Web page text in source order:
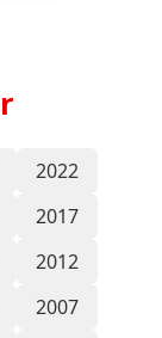
2022
2017
2012
2007